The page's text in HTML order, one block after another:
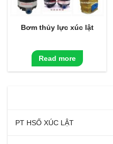
Bơm thủy lực xúc lật
Read more
PT HSỐ XÚC LẬT